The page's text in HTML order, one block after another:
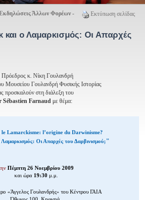
Εκτύπωση σελίδας
Άλλων Φορέων -
και ο Λαμαρκισμός: Οι Απαρχές
κ. Νίκη Γουλανδρή
Μουσείου Γουλανδρή Φυσικής Ιστορίας
προσκαλούν στη διάλεξη του
Sébastien Farnaud με θέμα:
Lamarckisme: l’origine du Darwinisme?
Οι Απαρχές του Δαρβινισμού;"
Πέμπτη 26 Νοεμβρίου 2009
και ώρα 19:30 μ.μ.
«Άγγελος Γουλανδρής» του Κέντρου ΓΑΙΑ